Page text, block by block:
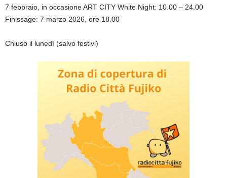
7 febbraio, in occasione ART CITY White Night: 10.00 – 24.00
Finissage: 7 marzo 2026, ore 18.00
Chiuso il lunedì (salvo festivi)